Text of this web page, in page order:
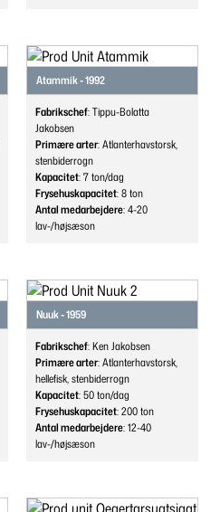
Atammik - 1992
Fabrikschef: Tippu-Bolatta
Jakobsen
Primære arter: Atlanterhavstorsk,
stenbiderrogn
Kapacitet: 7ton/dag
Frysehuskapacitet: 8ton
Antal medarbejdere: 4-20
lav-/højsæson
Nuuk - 1959
Fabrikschef: Ken Jakobsen
Primære arter: Atlanterhavstorsk,
hellefisk, stenbiderrogn
Kapacitet: 50ton/dag
Frysehuskapacitet: 200ton
Antal medarbejdere: 12-40
lav-/højsæson